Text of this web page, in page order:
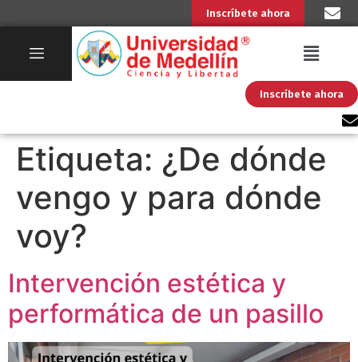
Inscríbete ahora
Inscríbete ahora
Etiqueta: ¿De dónde
vengo y para dónde
voy?
Intervención estética y
performática de un pasillo